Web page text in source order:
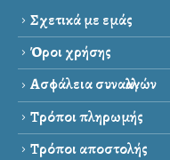
Σχετικά με εμάς
Όροι χρήσης
Ασφάλεια συναλλαγών
Τρόποι πληρωμής
Τρόποι αποστολής